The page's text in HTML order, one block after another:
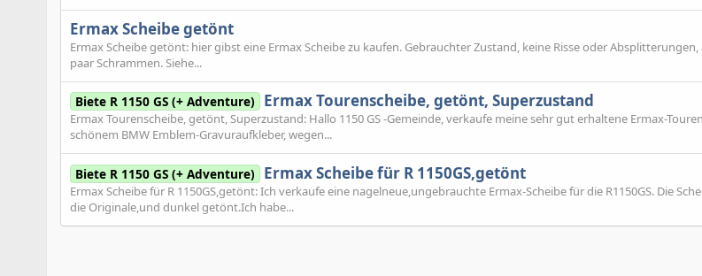
Ermax Scheibe getönt
Ermax Scheibe getönt: hier gibst eine Ermax Scheibe zu kaufen. Gebrauchter Zustand, keine Risse oder
paar Schrammen. Siehe...
Biete R 1150 GS (+ Adventure) Ermax Tourenscheibe, getönt, Superzustand
Ermax Tourenscheibe, getönt, Superzustand: Hallo 1150 GS -Gemeinde, verkaufe meine sehr gut erhaltene Ermax-
schönem BMW Emblem-Gravuraufkleber, wegen...
Biete R 1150 GS (+ Adventure) Ermax Scheibe für R 1150GS,getönt
Ermax Scheibe für R 1150GS,getönt: Ich verkaufe eine nagelneue,ungebrauchte Ermax-Scheibe für die R1150GS. Die
die Originale,und dunkel getönt.Ich habe...